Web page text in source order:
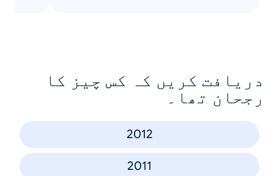
دریافت کریں کہ کس چیز کا
رجحان تھا۔
2012
2011